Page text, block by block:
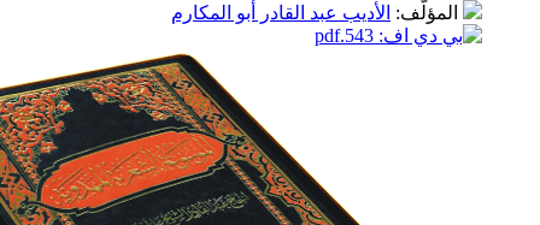
الأديب عبد القادر أبو المكارم